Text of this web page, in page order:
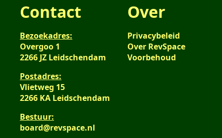
Contact
Bezoekadres:
Overgoo 1
2266 JZ Leidschendam
Postadres:
Vlietweg 15
2266 KA Leidschendam
Bestuur:
board@revspace.nl
Over
Privacybeleid
Over RevSpace
Voorbehoud